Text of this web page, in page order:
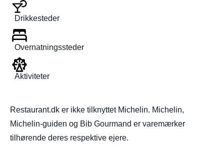
Drikkesteder
Overnatningssteder
Aktiviteter
Restaurant.dk er ikke tilknyttet Michelin. Michelin,
Michelin-guiden og Bib Gourmand er varemærker
tilhørende deres respektive ejere.